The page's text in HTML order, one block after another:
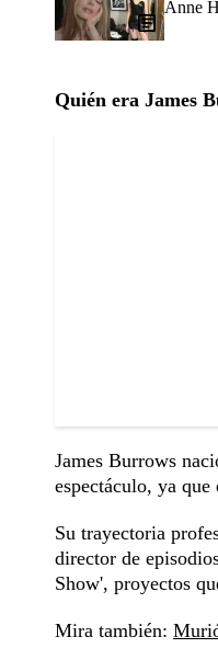
Anne
Quién era James
James Burrows
espectáculo, ya que
Su trayectoria
director de
Show', proyectos
Mira también: